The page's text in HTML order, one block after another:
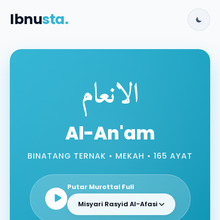
Ibnusta.
الانعام
Al-An'am
BINATANG TERNAK • MEKAH • 165 AYAT
Putar Murottal Full
Misyari Rasyid Al-Afasi